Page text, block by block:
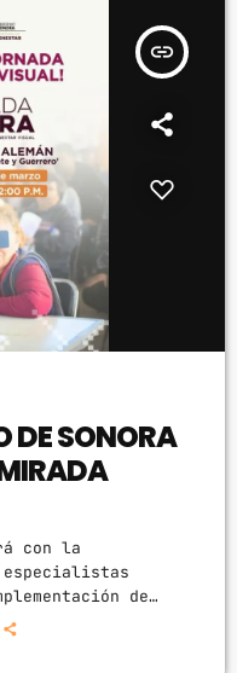
potencial del […]
insert_link
DE SONORA
con la
de
lo cual sería el